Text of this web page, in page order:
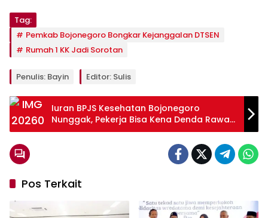
Tag:
Pemkab Bojonegoro Bongkar Kejanggalan DTSEN
Rumah 1 KK Jadi Sorotan
Penulis: Bayin Editor: Sulis
Iuran BPJS Kesehatan Bojonegoro
Nunggak, Pekerja Bisa Kena Denda Rawat
Inap
Pos Terkait